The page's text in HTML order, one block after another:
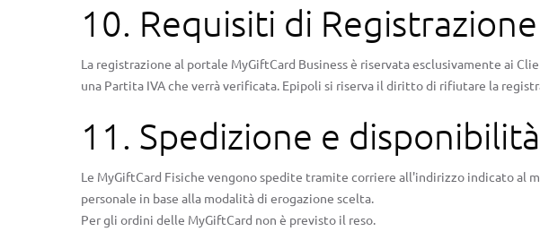
10. Requisiti di Registrazione
La registrazione al portale MyGiftCard Business è riservata esclusivamente ai
una Partita IVA che verrà verificata. Epipoli si riserva il diritto di rifiutare la
11. Spedizione e disponibilità
Le MyGiftCard Fisiche vengono spedite tramite corriere all'indirizzo indicato al
personale in base alla modalità di erogazione scelta.
Per gli ordini delle MyGiftCard non è previsto il reso.